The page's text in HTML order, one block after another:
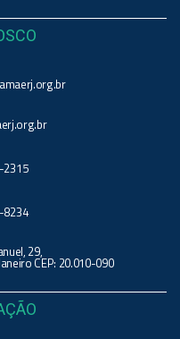
2315
8234
29,
CEP: 20.010-090